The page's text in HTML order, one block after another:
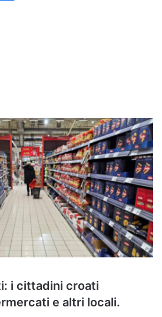
i cittadini croati
e altri locali.